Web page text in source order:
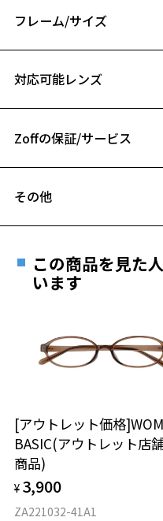
お気に入
※柄や色味の出方に個体差があ
フレーム/サイズ
B ブリッジ(鼻部分)の横幅：
仕上がり寸法
D 仕上がりの横幅：約137mm
E 仕上がりの縦幅：約47mm
対応可能レンズ
フレームとレンズ
Zoffの保証/サービス
安心1 フレーム１
きます。
※保証期間内に交換が行わ
安心2 視力測定無料
視力の変化を早めに
力測定をおすすめい
安心3 かかり具合
その他
ご希望のお客さまは、「
最寄りのZoff実店舗にて
※サングラスやパッケージ
談ください。
オンラインストアでフレ
実店舗で度付きにできます
ご購入時に「レンズ交換券
度数を測定のうえ、度付き
料交換いただけます。
この商品を見た
います
[アウトレット価格
BASIC(アウトレット店
商品)
¥ 3,900
ZA221032-41A1